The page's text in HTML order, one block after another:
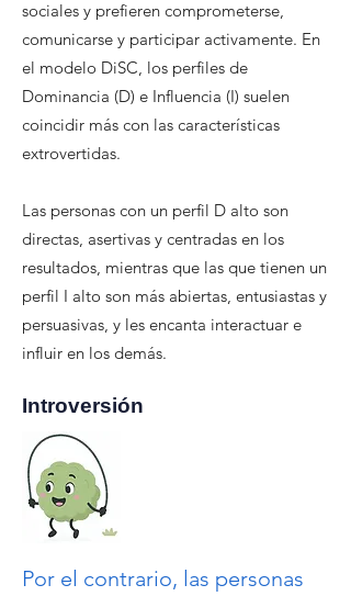
sociales y prefieren comprometerse,
comunicarse y participar activamente. En
el modelo DiSC, los perfiles de
Dominancia (D) e Influencia (I) suelen
coincidir más con las características
extrovertidas.
Las personas con un perfil D alto son
directas, asertivas y centradas en los
resultados, mientras que las que tienen un
perfil I alto son más abiertas, entusiastas y
persuasivas, y les encanta interactuar e
influir en los demás.
Introversión
Por el contrario, las personas